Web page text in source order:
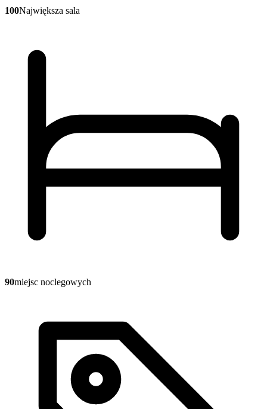
100Największa sala
90miejsc noclegowych